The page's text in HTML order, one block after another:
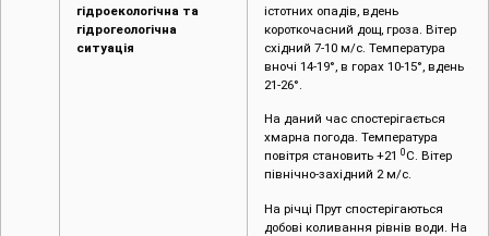
гідроекологічна та
гідрогеологічна
ситуація
істотних опадів, вдень
короткочасний дощ, гроза. Вітер
східний 7-10 м/с. Температура
вночі 14-19°, в горах 10-15°, вдень
21-26°.
На даний час спостерігається
хмарна погода. Температура
повітря становить +21 0 С. Вітер
північно-західний 2 м/с.
На річці Прут спостерігаються
добові коливання рівнів води. На